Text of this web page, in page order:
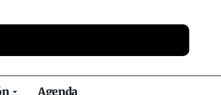
Agenda